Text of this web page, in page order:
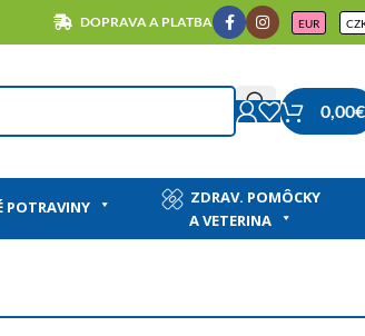
DOPRAVA A PLATBA EUR
0,00€
POTRAVINY
ZDRAV. POMÔCKY
A VETERINA